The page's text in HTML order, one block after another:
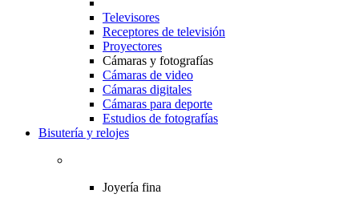
Televisores
Receptores de televisión
Proyectores
Cámaras y fotografías
Cámaras de video
Cámaras digitales
Cámaras para deporte
Estudios de fotografías
Bisutería y relojes
Joyería fina